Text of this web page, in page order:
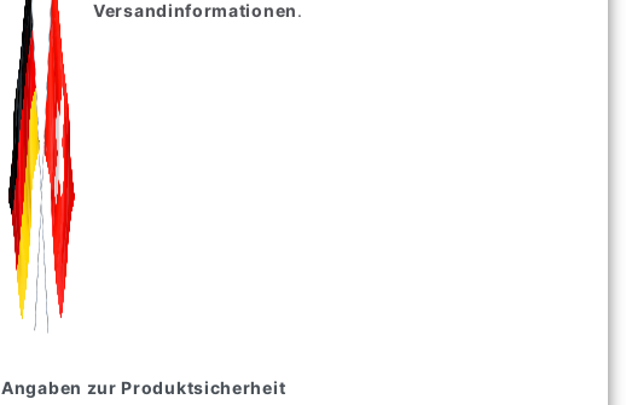
Versandinformationen.
Angaben zur Produktsicherheit